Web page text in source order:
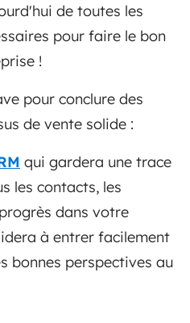
de toutes les
pour faire le bon
!
pour conclure des
de vente solide :
qui gardera une trace
les contacts, les
dans votre
à entrer facilement
bonnes perspectives au